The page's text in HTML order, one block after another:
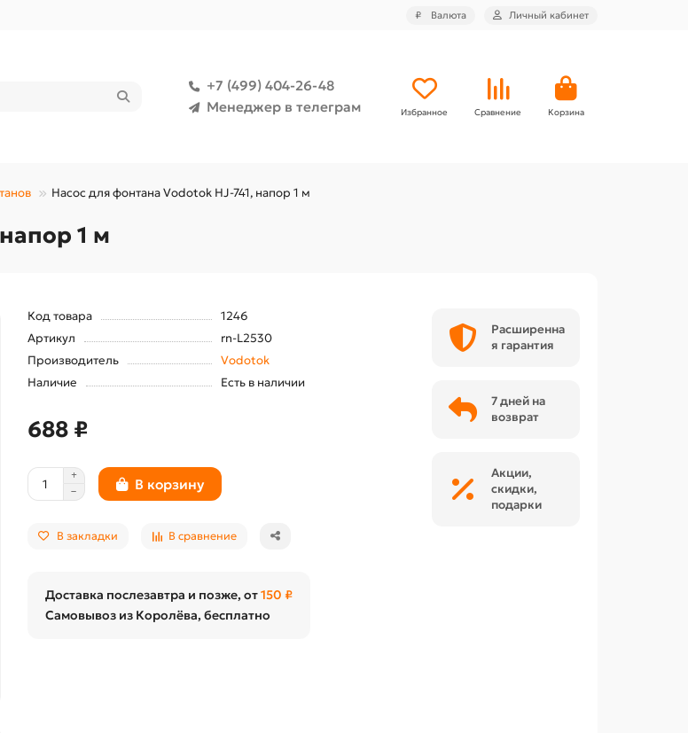
₽ Валюта Личный кабинет
+7 (499) 404-26-48
Менеджер в телеграм
Избранное Сравнение Корзина
Насос для фонтана Vodotok HJ-741, напор 1 м
1 м
Код товара
1246
Артикул
rn-L2530
Производитель
Vodotok
Наличие
Есть в наличии
688 ₽
В корзину
В закладки В сравнение
Доставка послезавтра и позже, от150 ₽
Самовывоз из Королёва, бесплатно
Расширенна
я гарантия
7 дней на
возврат
Акции,
скидки,
подарки